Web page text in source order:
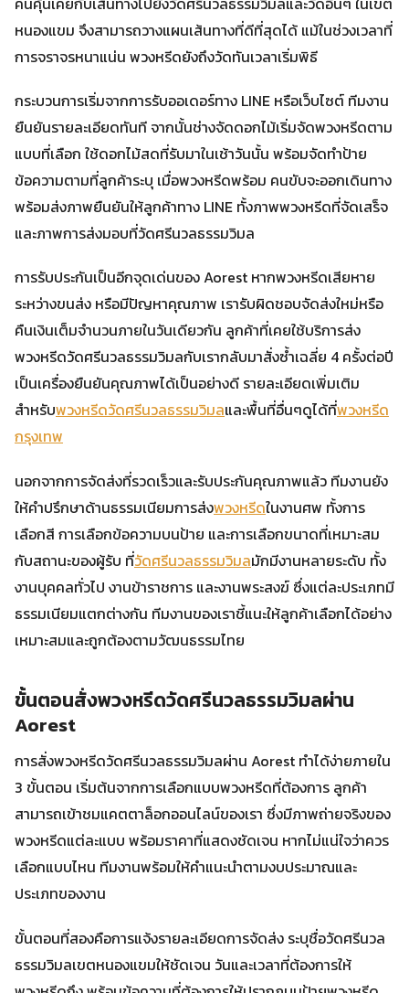
หนองแขม จึงสามารถวางแผนเส้นทางที่ดีที่สุดได้ แม้ในช่วงเวลาที่
การจราจรหนาแน่น พวงหรีดยังถึงวัดทันเวลาเริ่มพิธี
กระบวนการเริ่มจากการรับออเดอร์ทาง LINE หรือเว็บไซต์ ทีมงาน
ยืนยันรายละเอียดทันที จากนั้นช่างจัดดอกไม้เริ่มจัดพวงหรีดตาม
แบบที่เลือก ใช้ดอกไม้สดที่รับมาในเช้าวันนั้น พร้อมจัดทำป้าย
ข้อความตามที่ลูกค้าระบุ เมื่อพวงหรีดพร้อม คนขับจะออกเดินทาง
พร้อมส่งภาพยืนยันให้ลูกค้าทาง LINE ทั้งภาพพวงหรีดที่จัดเสร็จ
และภาพการส่งมอบที่วัดศรีนวลธรรมวิมล
การรับประกันเป็นอีกจุดเด่นของ Aorest หากพวงหรีดเสียหาย
ระหว่างขนส่ง หรือมีปัญหาคุณภาพ เรารับผิดชอบจัดส่งใหม่หรือ
คืนเงินเต็มจำนวนภายในวันเดียวกัน ลูกค้าที่เคยใช้บริการส่ง
พวงหรีดวัดศรีนวลธรรมวิมลกับเรากลับมาสั่งซ้ำเฉลี่ย 4 ครั้งต่อปี
เป็นเครื่องยืนยันคุณภาพได้เป็นอย่างดี รายละเอียดเพิ่มเติม
สำหรับพวงหรีดวัดศรีนวลธรรมวิมลและพื้นที่อื่นๆดูได้ที่พวงหรีด
กรุงเทพ
นอกจากการจัดส่งที่รวดเร็วและรับประกันคุณภาพแล้ว ทีมงานยัง
ให้คำปรึกษาด้านธรรมเนียมการส่งพวงหรีดในงานศพ ทั้งการ
เลือกสี การเลือกข้อความบนป้าย และการเลือกขนาดที่เหมาะสม
กับสถานะของผู้รับ ที่วัดศรีนวลธรรมวิมลมักมีงานหลายระดับ ทั้ง
งานบุคคลทั่วไป งานข้าราชการ และงานพระสงฆ์ ซึ่งแต่ละประเภทมี
ธรรมเนียมแตกต่างกัน ทีมงานของเราชี้แนะให้ลูกค้าเลือกได้อย่าง
เหมาะสมและถูกต้องตามวัฒนธรรมไทย
ขั้นตอนสั่งพวงหรีดวัดศรีนวลธรรมวิมลผ่าน
Aorest
การสั่งพวงหรีดวัดศรีนวลธรรมวิมลผ่าน Aorest ทำได้ง่ายภายใน
3 ขั้นตอน เริ่มต้นจากการเลือกแบบพวงหรีดที่ต้องการ ลูกค้า
สามารถเข้าชมแคตตาล็อกออนไลน์ของเรา ซึ่งมีภาพถ่ายจริงของ
พวงหรีดแต่ละแบบ พร้อมราคาที่แสดงชัดเจน หากไม่แน่ใจว่าควร
เลือกแบบไหน ทีมงานพร้อมให้คำแนะนำตามงบประมาณและ
ประเภทของงาน
ขั้นตอนที่สองคือการแจ้งรายละเอียดการจัดส่ง ระบุชื่อวัดศรีนวล
ธรรมวิมลเขตหนองแขมให้ชัดเจน วันและเวลาที่ต้องการให้